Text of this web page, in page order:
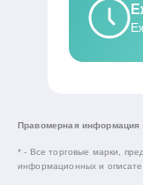
Правомерная информация
* - Все торговые марки,
информационных и